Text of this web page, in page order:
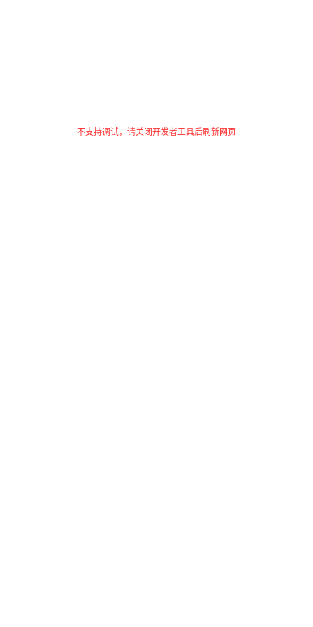
不支持调试，请关闭开发者工具后刷新网页